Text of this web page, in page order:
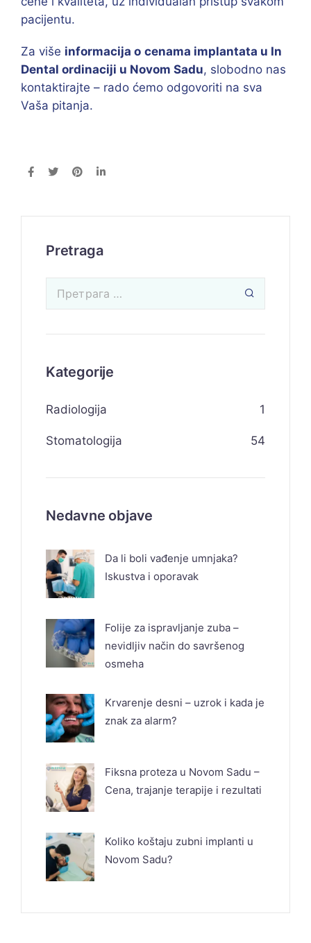
pacijentu.
Za više informacija o cenama implantata u In
Dental ordinaciji u Novom Sadu, slobodno nas
kontaktirajte – rado ćemo odgovoriti na sva
Vaša pitanja.
Pretraga
Kategorije
Radiologija 1
Stomatologija 54
Nedavne objave
Da li boli vađenje umnjaka?
Iskustva i oporavak
Folije za ispravljanje zuba –
nevidljiv način do savršenog
osmeha
Krvarenje desni – uzrok i kada je
znak za alarm?
Fiksna proteza u Novom Sadu –
Cena, trajanje terapije i rezultati
Koliko koštaju zubni implanti u
Novom Sadu?